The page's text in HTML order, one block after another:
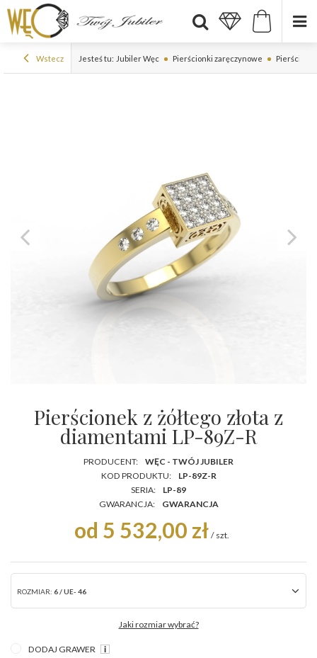
Wstecz Jesteś tu: Jubiler Węc Pierścionki zaręczynowe
Pierścionek z żółtego złota z
diamentami LP-89Z-R
PRODUCENT:
WĘC - TWÓJ JUBILER
KOD PRODUKTU:
LP-89Z-R
SERIA:
LP-89
GWARANCJA:
GWARANCJA
od 5 532,00 zł / szt.
ROZMIAR: 6 / UE- 46
Jaki rozmiar wybrać?
DODAJ GRAWER